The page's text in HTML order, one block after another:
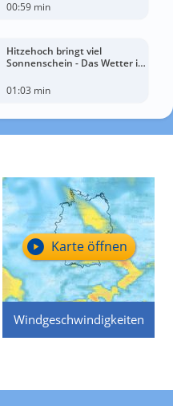
00:59 min
Hitzehoch bringt viel
Sonnenschein - Das Wetter in
01:03 min
Windgeschwindigkeiten
Karte öffnen